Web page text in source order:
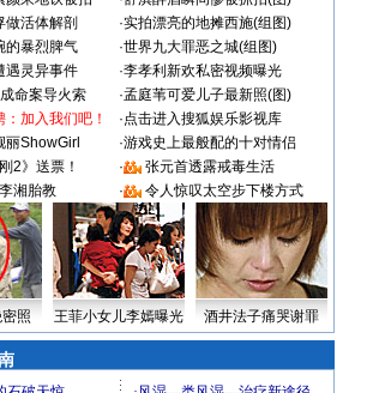
做活体解剖 ·实拍漂亮的地摊西施(组图)
的暴烈脾气 ·世界九大罪恶之城(组图)
遇灵异事件 ·李孝利新欢私密视频曝光
命案导火索 ·孟庭苇可爱儿子最新照(图)
加入我们吧！ ·点击进入搜狐娱乐影视库
丽ShowGirl ·游戏史上最般配的十对情侣
2》送票！ ·
张元首透露戒毒生活
湘胎教 · 令人惊叹太空步下楼方式
密照 王菲小女儿李嫣曝光 酒井法子痛哭谢罪